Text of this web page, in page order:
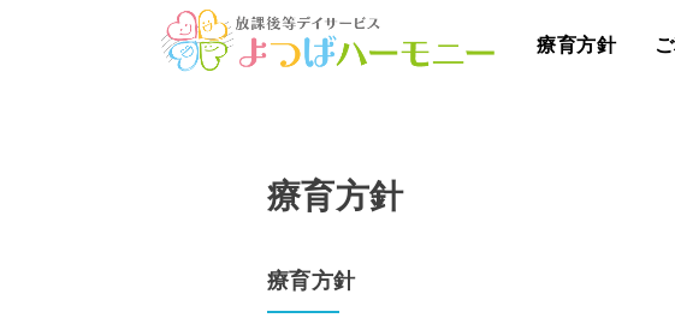
療育方針
療育方針
療育方針